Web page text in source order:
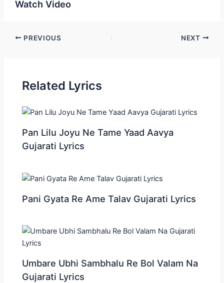
Watch Video
Post
PREVIOUS NEXT
Related Lyrics
Pan Lilu Joyu Ne Tame Yaad Aavya
Gujarati Lyrics
Pani Gyata Re Ame Talav Gujarati Lyrics
Umbare Ubhi Sambhalu Re Bol Valam Na
Gujarati Lyrics